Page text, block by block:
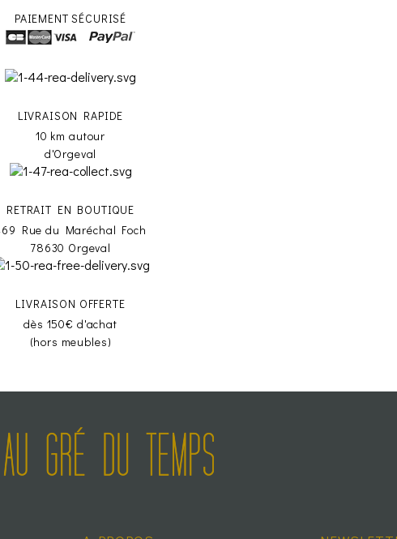
PAIEMENT SÉCURISÉ
LIVRAISON RAPIDE
10 km autour
d'Orgeval
RETRAIT EN BOUTIQUE
Rue du Maréchal Foch
78630 Orgeval
LIVRAISON OFFERTE
dès 150€ d'achat
(hors meubles)